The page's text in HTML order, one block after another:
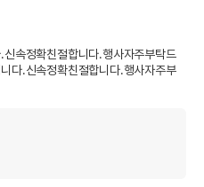
속정확친절합니다.행사자주부탁드
다.신속정확친절합니다.행사자주부